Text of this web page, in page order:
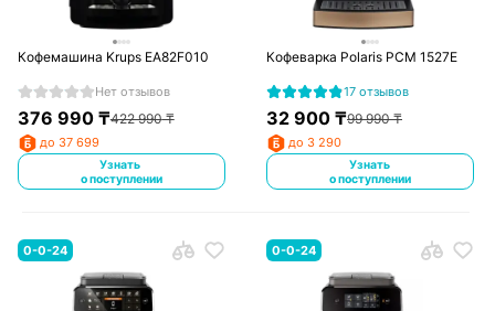
Кофемашина Krups EA82F010
Нет отзывов
376 990₸422 990₸
до 37 699
Узнать
о поступлении
Кофеварка Polaris PCM 1527E
17 отзывов
32 900 ₸99 990₸
до 3 290
Узнать
о поступлении
0-0-24 0-0-24